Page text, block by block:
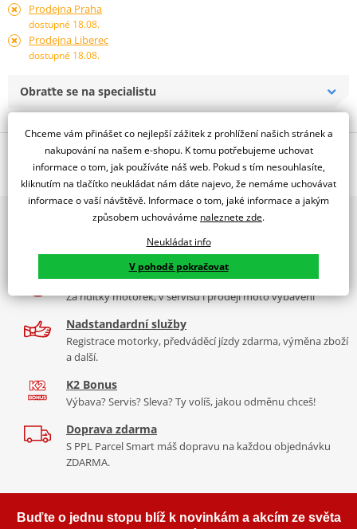
Prodejna Praha
dostupné 18.08.
Prodejna Liberec
dostupné 18.08.
Obraťte se na specialistu
Popis a parametry
Jsme autorizovaný
dealer značky EK + SUPERSPROX
Řetězová sada - Řetěz EK, řada SRX2, těsněný QX-kroužkem.
Ocelové kolečko a rozeta SUPERSPROX.
525 SRX2
tím, že má jako jediný na trhu ZST (samozřejmě kromě typu MVXZ).
Typické motorky:BMW F800 GS, Honda VT 750 Shadow, Yamaha
FZ8, Honda CBR 600F
Řada SRX
Nejpoužívanější řetězy prakticky pro všechny motorky. Klasická
každou motorku, včetně závodních mašin, čtyřkolek. Má QX
kroužek, ZST technologii. Dělá se v rozměrech 520, 525, 530. Takže
2x multibrand showroom
9 značek motocyklů, servis, oblečení, doplňky i náhradní
díly, to vše v Praze a Liberci
Více než 30 let zkušeností
Za řídítky motorek, v servisu i prodeji moto vybavení
Nadstandardní služby
Registrace motorky, předváděcí jízdy zdarma, výměna zboží
a další.
K2 Bonus
Výbava? Servis? Sleva? Ty volíš, jakou odměnu chceš!
Doprava zdarma
S PPL Parcel Smart máš dopravu na každou objednávku
ZDARMA.
Buďte o jednu stopu blíž k novinkám a akcím ze světa
Chceme vám přinášet co nejlepší zážitek z prohlížení našich stránek a
nakupování na našem e-shopu. K tomu potřebujeme uchovat
informace o tom, jak používáte náš web. Pokud s tím nesouhlasíte,
kliknutím na tlačítko neukládat nám dáte najevo, že nemáme uchovávat
informace o vaší návštěvě. Informace o tom, jaké informace a jakým
způsobem uchováváme naleznete zde.
Neukládat info
V pohodě pokračovat